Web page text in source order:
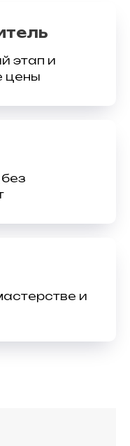
этап и
цены
и